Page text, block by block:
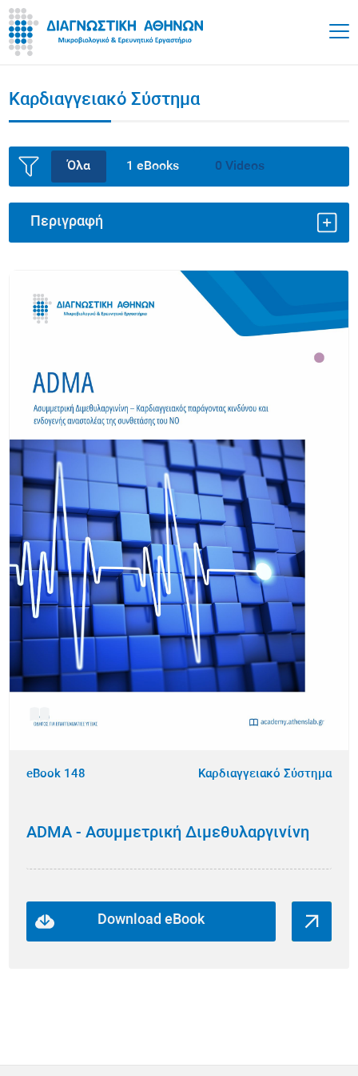
Καρδιαγγειακό Σύστημα
Όλα 1 eBooks 0 Videos
Περιγραφή
eBook 148 Καρδιαγγειακό Σύστημα
ADMA - Ασυμμετρική Διμεθυλαργινίνη
Download eBook